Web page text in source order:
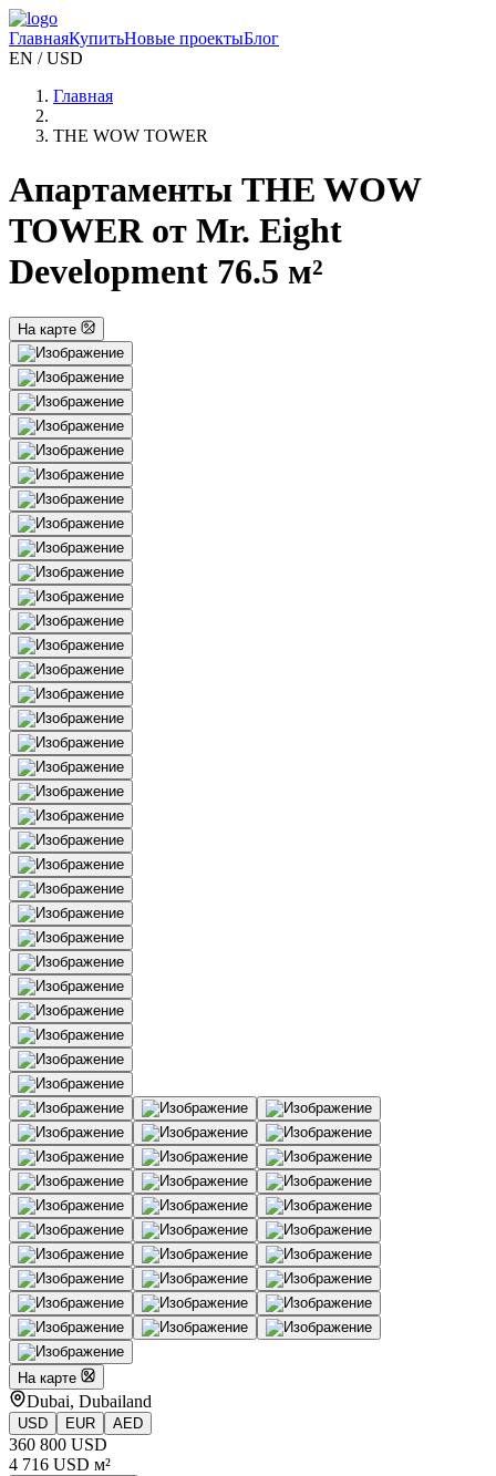
ГлавнаяКупитьНовые проектыБлог
EN / USD
Главная
THE WOW TOWER
Апартаменты THE WOW
TOWER от Mr. Eight
Development 76.5 м²
На карте
На карте
Dubai, Dubailand
USD EUR AED
360 800 USD
4 716 USD м²